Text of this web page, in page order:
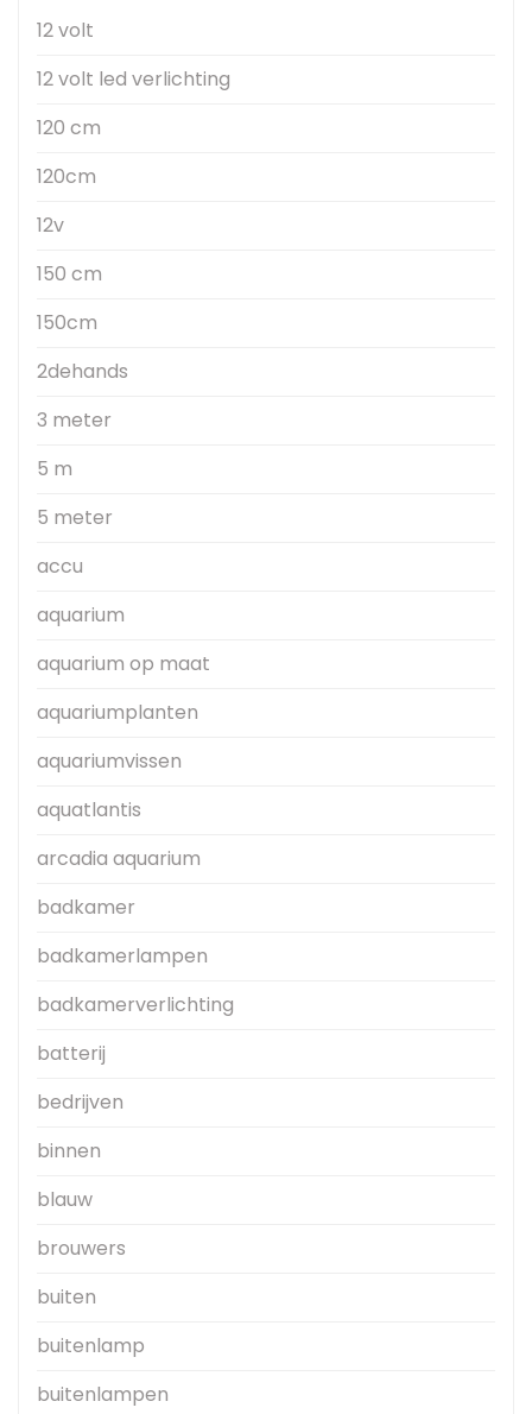
12 volt
12 volt led verlichting
120 cm
120cm
12v
150 cm
150cm
2dehands
3 meter
5 m
5 meter
accu
aquarium
aquarium op maat
aquariumplanten
aquariumvissen
aquatlantis
arcadia aquarium
badkamer
badkamerlampen
badkamerverlichting
batterij
bedrijven
binnen
blauw
brouwers
buiten
buitenlamp
buitenlampen